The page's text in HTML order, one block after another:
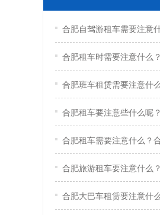
合肥自驾游租车需要注意什么？自驾
合肥租车时需要注意什么？合肥
合肥班车租赁需要注意什么呢？合肥班车租赁
合肥租车要注意些什么呢？合肥
合肥租车需要注意什么？合肥
合肥旅游租车要注意什么？合肥
合肥大巴车租赁要注意什么？合肥大巴